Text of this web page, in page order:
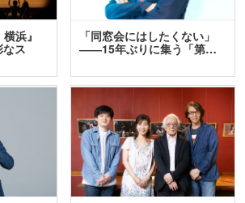
浜』
ス
「同窓会にはしたくない」
――15年ぶりに集う「第…